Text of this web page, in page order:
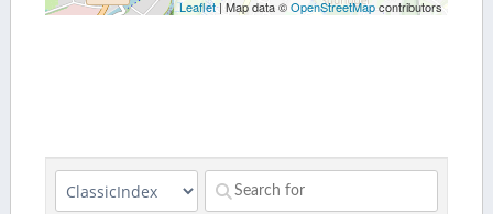
Leaflet| Map data ©OpenStreetMapcontributors